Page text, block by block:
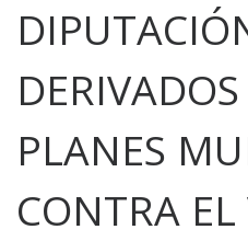
PLANES
CONTRA